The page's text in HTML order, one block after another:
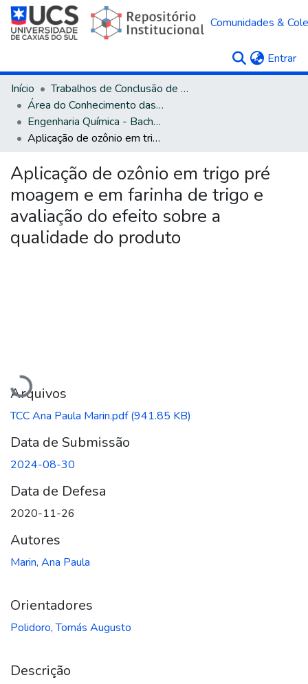
Comunidades &
Entrar
Início
Trabalhos de Conclusão de Curso
Área do Conhecimento das Engenharias
Engenharia Química - Bacharelado
Aplicação de ozônio em trigo pré moagem e em farinha de trigo e avaliação do efeito sobre a qualidade do produto
Aplicação de ozônio em trigo pré
moagem e em farinha de trigo e
avaliação do efeito sobre a
qualidade do produto
Carregando...
Arquivos
TCC Ana Paula Marin.pdf(941.85 KB)
Data de Submissão
2024-08-30
Data de Defesa
2020-11-26
Autores
Marin, Ana Paula
Orientadores
Polidoro, Tomás Augusto
Descrição